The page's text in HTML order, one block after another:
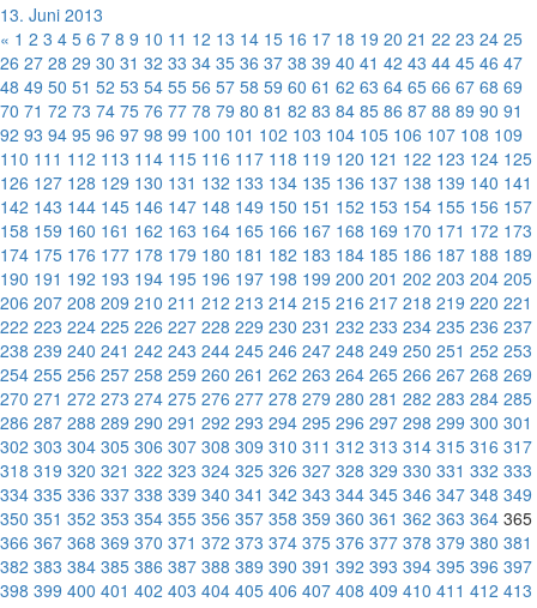
13. Juni 2013
« 1 2 3 4 5 6 7 8 9 10 11 12 13 14 15 16 17 18 19 20 21 22 23 24 25
26 27 28 29 30 31 32 33 34 35 36 37 38 39 40 41 42 43 44 45 46 47
48 49 50 51 52 53 54 55 56 57 58 59 60 61 62 63 64 65 66 67 68 69
70 71 72 73 74 75 76 77 78 79 80 81 82 83 84 85 86 87 88 89 90 91
92 93 94 95 96 97 98 99 100 101 102 103 104 105 106 107 108 109
110 111 112 113 114 115 116 117 118 119 120 121 122 123 124 125
126 127 128 129 130 131 132 133 134 135 136 137 138 139 140 141
142 143 144 145 146 147 148 149 150 151 152 153 154 155 156 157
158 159 160 161 162 163 164 165 166 167 168 169 170 171 172 173
174 175 176 177 178 179 180 181 182 183 184 185 186 187 188 189
190 191 192 193 194 195 196 197 198 199 200 201 202 203 204 205
206 207 208 209 210 211 212 213 214 215 216 217 218 219 220 221
222 223 224 225 226 227 228 229 230 231 232 233 234 235 236 237
238 239 240 241 242 243 244 245 246 247 248 249 250 251 252 253
254 255 256 257 258 259 260 261 262 263 264 265 266 267 268 269
270 271 272 273 274 275 276 277 278 279 280 281 282 283 284 285
286 287 288 289 290 291 292 293 294 295 296 297 298 299 300 301
302 303 304 305 306 307 308 309 310 311 312 313 314 315 316 317
318 319 320 321 322 323 324 325 326 327 328 329 330 331 332 333
334 335 336 337 338 339 340 341 342 343 344 345 346 347 348 349
350 351 352 353 354 355 356 357 358 359 360 361 362 363 364 365
366 367 368 369 370 371 372 373 374 375 376 377 378 379 380 381
382 383 384 385 386 387 388 389 390 391 392 393 394 395 396 397
398 399 400 401 402 403 404 405 406 407 408 409 410 411 412 413